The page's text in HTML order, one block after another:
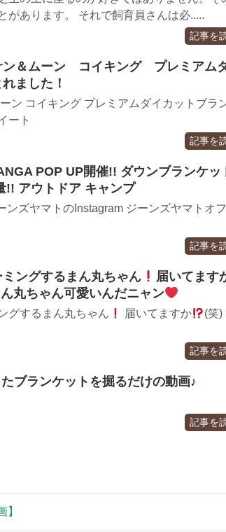
があります。 それで飼育員さんは必.....
記事を
ン＆ムーン コイキング ​プレミアム
ました！
ン コイキング ​プレミアムダイカットブラ
ート
記事を
POP UP開催!! ダウンブランケッ
!! アウトドア キャンプ
ンズヤマトのInstagram ジーンズヤマトオ
記事を
ングするまん丸ちゃん
届いてます
丸ちゃん可愛いんだニャン
グするまん丸ちゃん 届いてますか
(笑)
記事を
ブランケットを掘るだけの動画♪
記事を